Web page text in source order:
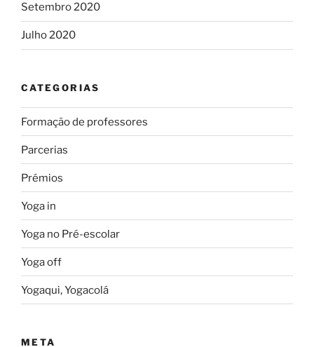
Setembro 2020
Julho 2020
CATEGORIAS
Formação de professores
Parcerias
Prémios
Yoga in
Yoga no Pré-escolar
Yoga off
Yogaqui, Yogacolá
META